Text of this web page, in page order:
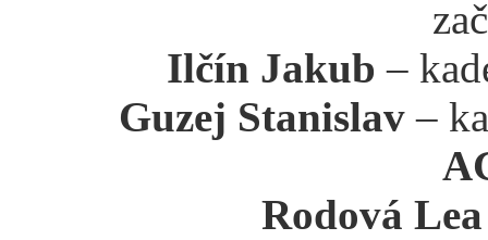
Ilčín Jakub –
Guzej Stanislav –
Rodová Lea